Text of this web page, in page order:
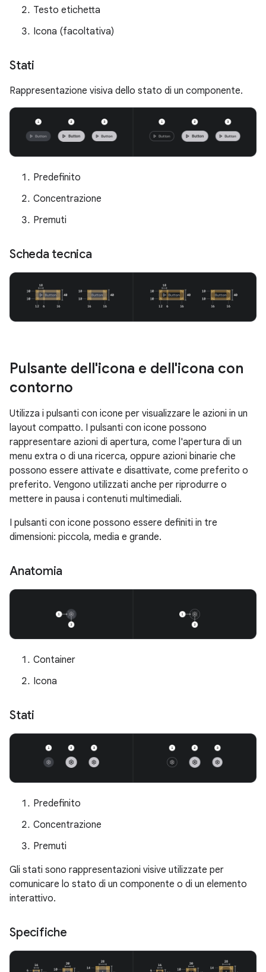
Testo etichetta
Icona (facoltativa)
Stati
Rappresentazione visiva dello stato di un componente.
Predefinito
Concentrazione
Premuti
Scheda tecnica
Pulsante dell'icona e dell'icona con
contorno
Utilizza i pulsanti con icone per visualizzare le azioni in un
layout compatto. I pulsanti con icone possono
rappresentare azioni di apertura, come l'apertura di un
menu extra o di una ricerca, oppure azioni binarie che
possono essere attivate e disattivate, come preferito o
preferito. Vengono utilizzati anche per riprodurre o
mettere in pausa i contenuti multimediali.
I pulsanti con icone possono essere definiti in tre
dimensioni: piccola, media e grande.
Anatomia
Container
Icona
Stati
Predefinito
Concentrazione
Premuti
Gli stati sono rappresentazioni visive utilizzate per
comunicare lo stato di un componente o di un elemento
interattivo.
Specifiche